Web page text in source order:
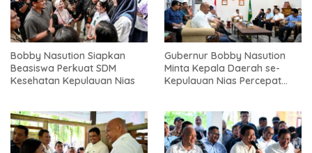
Bobby Nasution Siapkan
Beasiswa Perkuat SDM
Kesehatan Kepulauan Nias
Gubernur Bobby Nasution
Minta Kepala Daerah se-
Kepulauan Nias Percepat